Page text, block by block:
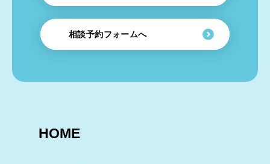
相談予約フォームへ
HOME